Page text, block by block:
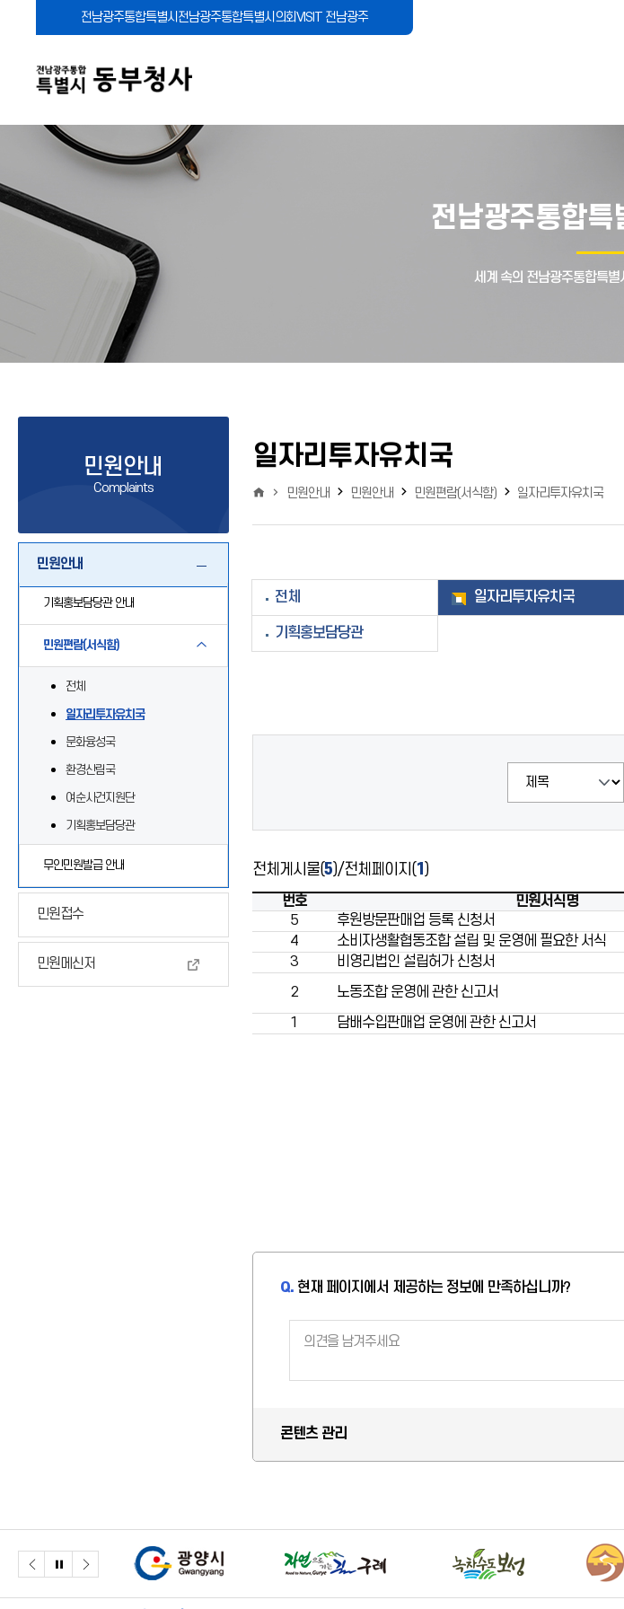
전남광주통합특별시 전남광주통합특별시의회VISIT 전남광주
전남광주통합특
세계 속의 전남광주통합특
민원안내
Complaints
민원안내
기획홍보담당관 안내
민원편람(서식함)
전체
일자리투자유치국
문화융성국
환경산림국
여순사건지원단
기획홍보담당관
무인민원발급 안내
민원접수
민원메신저
일자리투자유치국
민원안내 민원안내 민원편람(서식함) 일자리투자유치국
전체 일자리투자유치국
기획홍보담당관
전체게시물(5)/전체페이지(1 )
번호 민원서식명
5
후원방문판매업 등록 신청서
4
소비자생활협동조합 설립 및 운영에 필요한 서식
3
비영리법인 설립허가 신청서
2
노동조합 운영에 관한 신고서
1
담배수입판매업 운영에 관한 신고서
Q.현재 페이지에서 제공하는 정보에 만족하십니까?
콘텐츠 관리